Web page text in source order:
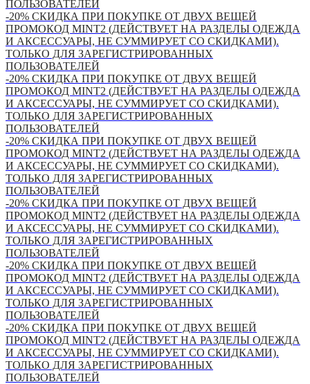
ПОЛЬЗОВАТЕЛЕЙ
-20% СКИДКА ПРИ ПОКУПКЕ ОТ ДВУХ ВЕЩЕЙ
ПРОМОКОД MINT2 (ДЕЙСТВУЕТ НА РАЗДЕЛЫ ОДЕЖДА
И АКСЕССУАРЫ, НЕ СУММИРУЕТ СО СКИДКАМИ).
ТОЛЬКО ДЛЯ ЗАРЕГИСТРИРОВАННЫХ
ПОЛЬЗОВАТЕЛЕЙ
-20% СКИДКА ПРИ ПОКУПКЕ ОТ ДВУХ ВЕЩЕЙ
ПРОМОКОД MINT2 (ДЕЙСТВУЕТ НА РАЗДЕЛЫ ОДЕЖДА
И АКСЕССУАРЫ, НЕ СУММИРУЕТ СО СКИДКАМИ).
ТОЛЬКО ДЛЯ ЗАРЕГИСТРИРОВАННЫХ
ПОЛЬЗОВАТЕЛЕЙ
-20% СКИДКА ПРИ ПОКУПКЕ ОТ ДВУХ ВЕЩЕЙ
ПРОМОКОД MINT2 (ДЕЙСТВУЕТ НА РАЗДЕЛЫ ОДЕЖДА
И АКСЕССУАРЫ, НЕ СУММИРУЕТ СО СКИДКАМИ).
ТОЛЬКО ДЛЯ ЗАРЕГИСТРИРОВАННЫХ
ПОЛЬЗОВАТЕЛЕЙ
-20% СКИДКА ПРИ ПОКУПКЕ ОТ ДВУХ ВЕЩЕЙ
ПРОМОКОД MINT2 (ДЕЙСТВУЕТ НА РАЗДЕЛЫ ОДЕЖДА
И АКСЕССУАРЫ, НЕ СУММИРУЕТ СО СКИДКАМИ).
ТОЛЬКО ДЛЯ ЗАРЕГИСТРИРОВАННЫХ
ПОЛЬЗОВАТЕЛЕЙ
-20% СКИДКА ПРИ ПОКУПКЕ ОТ ДВУХ ВЕЩЕЙ
ПРОМОКОД MINT2 (ДЕЙСТВУЕТ НА РАЗДЕЛЫ ОДЕЖДА
И АКСЕССУАРЫ, НЕ СУММИРУЕТ СО СКИДКАМИ).
ТОЛЬКО ДЛЯ ЗАРЕГИСТРИРОВАННЫХ
ПОЛЬЗОВАТЕЛЕЙ
-20% СКИДКА ПРИ ПОКУПКЕ ОТ ДВУХ ВЕЩЕЙ
ПРОМОКОД MINT2 (ДЕЙСТВУЕТ НА РАЗДЕЛЫ ОДЕЖДА
И АКСЕССУАРЫ, НЕ СУММИРУЕТ СО СКИДКАМИ).
ТОЛЬКО ДЛЯ ЗАРЕГИСТРИРОВАННЫХ
ПОЛЬЗОВАТЕЛЕЙ